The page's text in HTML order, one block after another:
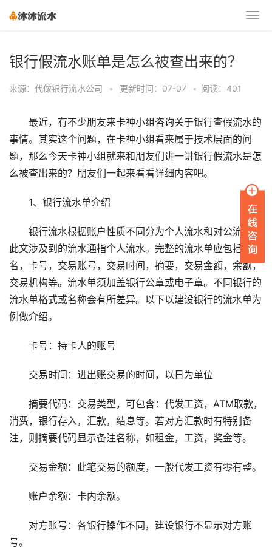
银行假流水账单是怎么被查出来的？
来源：代做银行流水公司 • 更新时间：07-07 • 阅读：401
最近，有不少朋友来卡神小组咨询关于银行查假流水的
事情。其实这个问题，在卡神小组看来属于技术层面的问
题，那么今天卡神小组就来和朋友们讲一讲银行假流水是怎
么被查出来的？朋友们一起来看看详细内容吧。
1、银行流水单介绍
银行流水根据账户性质不同分为个人流水和对公流水。
此文涉及到的流水通指个人流水。完整的流水单应包括：姓
名，卡号，交易账号，交易时间，摘要，交易金额，余额，
交易机构等。流水单须加盖银行公章或电子章。不同银行的
流水单格式或名称会有所差异。以下以建设银行的流水单为
例做介绍。
卡号：持卡人的账号
交易时间：进出账交易的时间，以日为单位
摘要代码：交易类型，可包含：代发工资，ATM取款，
消费，银行存入，汇款，结息等。若对方汇款时有特别备
注，则摘要代码显示备注名称，如租金，工资，奖金等。
交易金额：此笔交易的额度，一般代发工资有零有整。
账户余额：卡内余额。
对方账号：各银行操作不同，建设银行不显示对方账
号。